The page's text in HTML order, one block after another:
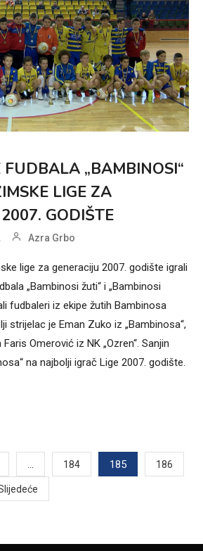
FUDBALA „BAMBINOSI“
LIGE ZA
GODIŠTE
Azra Grbo
lige za generaciju 2007. godište igrali
„Bambinosi žuti“ i „Bambinosi
fudbaleri iz ekipe žutih Bambinosa
strijelac je Eman Zuko iz „Bambinosa“,
Omerović iz NK „Ozren“. Sanjin
na najbolji igrač Lige 2007. godište.
… 184 185 186